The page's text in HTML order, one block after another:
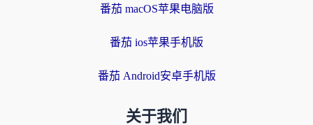
番茄 macOS苹果电脑版
番茄 ios苹果手机版
番茄 Android安卓手机版
关于我们